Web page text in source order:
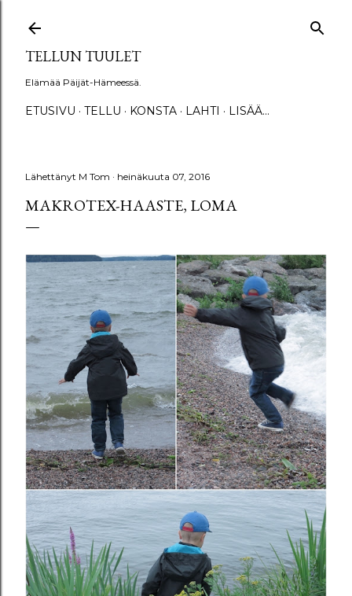
TELLUN TUULET
Elämää Päijät-Hämeessä.
ETUSIVU TELLU KONSTA LAHTI LISÄÄ…
Lähettänyt M Tom heinäkuuta 07, 2016
MAKROTEX-HAASTE, LOMA